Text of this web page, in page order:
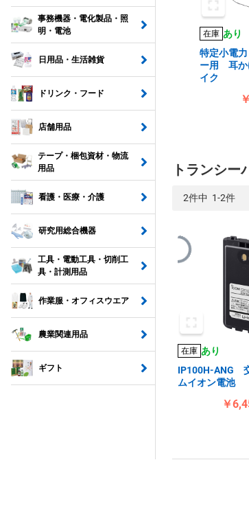
事務機器・電化製品・照
明・電池
日用品・生活雑貨
ドリンク・フード
店舗用品
テープ・梱包資材・物流
用品
看護・医療・介護
研究用総合機器
工具・電動工具・切削工
具・計測用品
作業服・オフィスウエア
農業関連用品
ギフト
在庫 あり
特定小電
ー用 耳か
イク
トランシー
2件中 1-2件
在庫 あり
IP100H-ANG
ムイオン電池
￥